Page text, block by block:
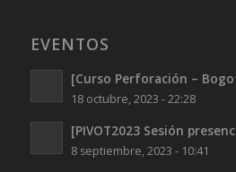
EVENTOS
[Curso Perforación –
18 octubre, 2023 - 22:28
[PIVOT2023 Sesión
8 septiembre, 2023 - 10:41